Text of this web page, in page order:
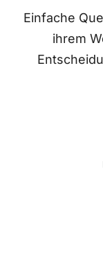
Einfache
ihrem